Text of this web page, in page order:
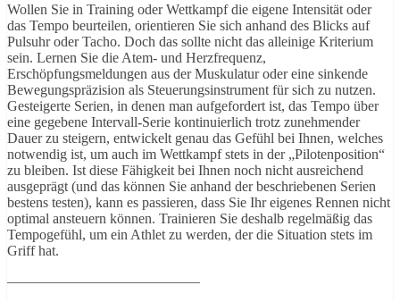
Wollen Sie in Training oder Wettkampf die eigene Intensität oder
das Tempo beurteilen, orientieren Sie sich anhand des Blicks auf
Pulsuhr oder Tacho. Doch das sollte nicht das alleinige Kriterium
sein. Lernen Sie die Atem- und Herzfrequenz,
Erschöpfungsmeldungen aus der Muskulatur oder eine sinkende
Bewegungspräzision als Steuerungsinstrument für sich zu nutzen.
Gesteigerte Serien, in denen man aufgefordert ist, das Tempo über
eine gegebene Intervall-Serie kontinuierlich trotz zunehmender
Dauer zu steigern, entwickelt genau das Gefühl bei Ihnen, welches
notwendig ist, um auch im Wettkampf stets in der „Pilotenposition“
zu bleiben. Ist diese Fähigkeit bei Ihnen noch nicht ausreichend
ausgeprägt (und das können Sie anhand der beschriebenen Serien
bestens testen), kann es passieren, dass Sie Ihr eigenes Rennen nicht
optimal ansteuern können. Trainieren Sie deshalb regelmäßig das
Tempogefühl, um ein Athlet zu werden, der die Situation stets im
Griff hat.
—————————————–